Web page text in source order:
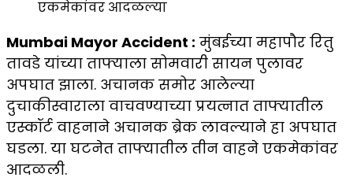
Mumbai Mayor Accident : मुंबईच्या महापौर रितु
तावडे यांच्या ताफ्याला सोमवारी सायन पुलावर
अपघात झाला. अचानक समोर आलेल्या
दुचाकीस्वाराला वाचवण्याच्या प्रयत्नात ताफ्यातील
एस्कॉर्ट वाहनाने अचानक ब्रेक लावल्याने हा अपघात
घडला. या घटनेत ताफ्यातील तीन वाहने एकमेकांवर
आदळली.